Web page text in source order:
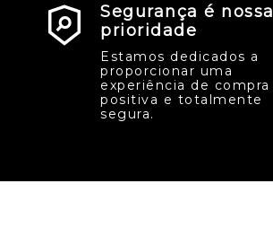
Segurança é nossa
prioridade
Estamos dedicados a
proporcionar uma
experiência de compra
positiva e totalmente
segura.